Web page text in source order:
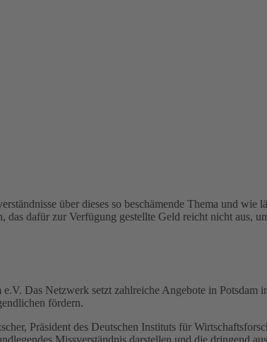
über dieses so beschämende Thema und wie
dafür zur Verfügung gestellte Geld reicht nicht aus,
Das Netzwerk setzt zahlreiche Angebote in Potsdam
fördern.
Präsident des Deutschen Instituts für